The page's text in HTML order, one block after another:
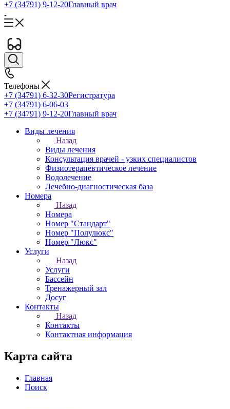
+7 (34791) 9-12-20Главный врач
Телефоны
+7 (34791) 6-32-30Регистратура
+7 (34791) 6-06-03
+7 (34791) 9-12-20Главный врач
Виды лечения
Назад
Виды лечения
Консультация врачей - узких специалистов
Физиотерапевтическое лечение
Водолечение
Лечебно-диагностическая база
Номера
Назад
Номера
Номер "Стандарт"
Номер "Полулюкс"
Номер "Люкс"
Услуги
Назад
Услуги
Бассейн
Тренажерный зал
Досуг
Контакты
Назад
Контакты
Контактная информация
Карта сайта
Главная
Поиск